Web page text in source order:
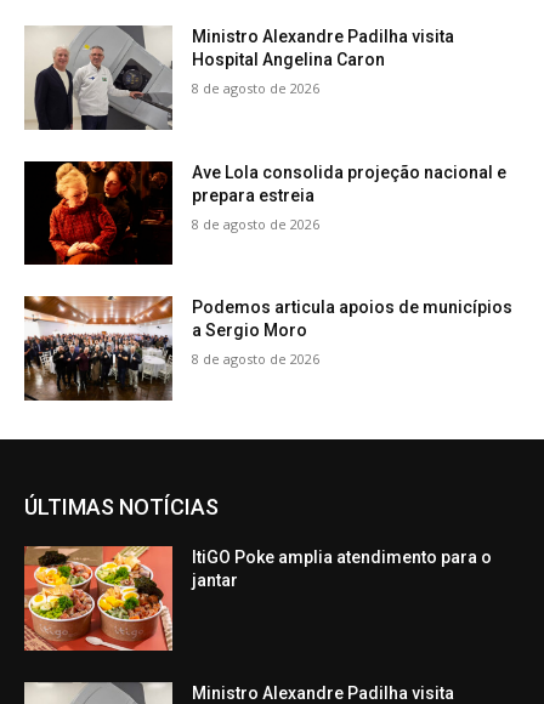
Ministro Alexandre Padilha visita
Hospital Angelina Caron
8 de agosto de 2026
Ave Lola consolida projeção nacional e
prepara estreia
8 de agosto de 2026
Podemos articula apoios de municípios
a Sergio Moro
8 de agosto de 2026
ÚLTIMAS NOTÍCIAS
ItiGO Poke amplia atendimento para o
jantar
Ministro Alexandre Padilha visita